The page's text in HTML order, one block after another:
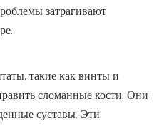
затрагивают
такие как винты и
сломанные кости. Они
суставы. Эти